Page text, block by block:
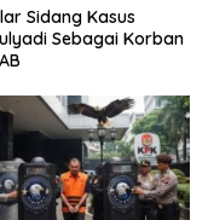
Sidang Kasus
Sebagai Korban